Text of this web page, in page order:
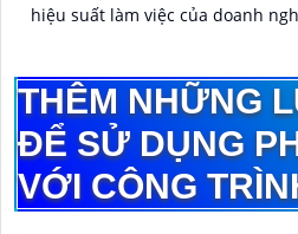
hiệu suất làm việc của doanh
THÊM NHỮNG
ĐỂ SỬ DỤNG
VỚI CÔNG